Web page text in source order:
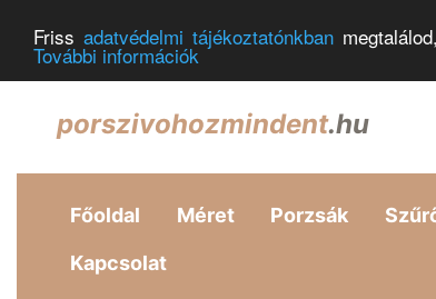
Frissadatvédelmi tájékoztatónkban
További információk
porszivohozmindent.hu
Főoldal Méret Porzsák
Kapcsolat